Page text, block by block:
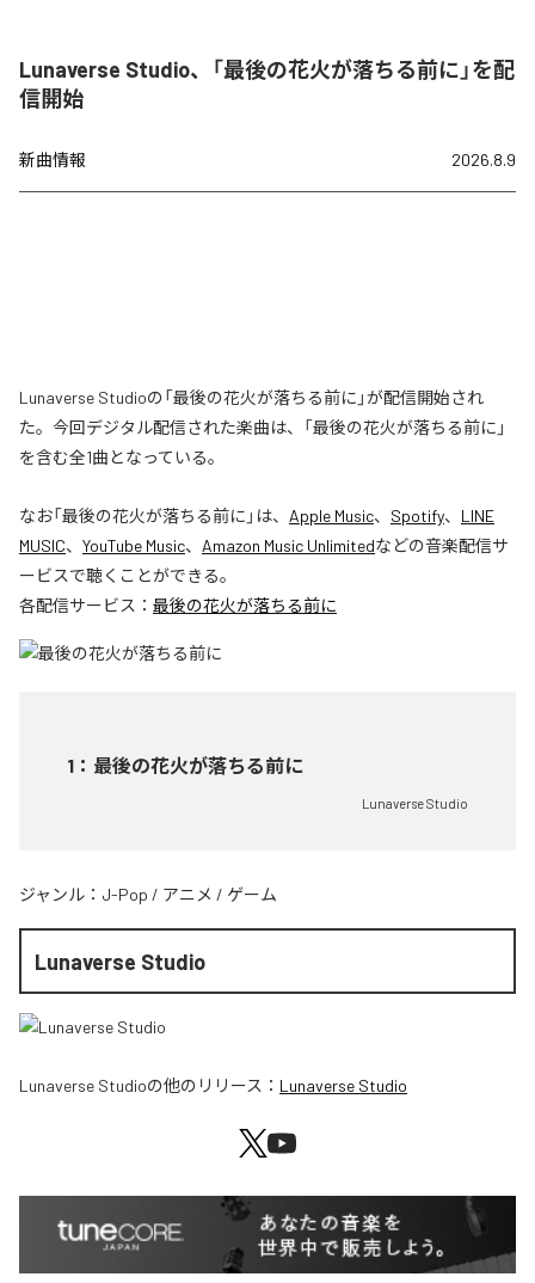
Lunaverse Studio、「最後の花火が落ちる前に」を配
信開始
新曲情報 2026.8.9
Lunaverse Studioの「最後の花火が落ちる前に」が配信開始され
た。今回デジタル配信された楽曲は、「最後の花火が落ちる前に」
を含む全1曲となっている。
なお「最後の花火が落ちる前に 」は、 Apple Music、 Spotify、 LINE
MUSIC、 YouTube Music、 Amazon Music Unlimitedなどの音楽配信サ
ービスで聴くことができる。
各配信サービス： 最後の花火が落ちる前に
1 ： 最後の花火が落ちる前に
Lunaverse Studio
ジャンル： J-Pop / アニメ / ゲーム
Lunaverse Studio
Lunaverse Studioの他のリリース： Lunaverse Studio